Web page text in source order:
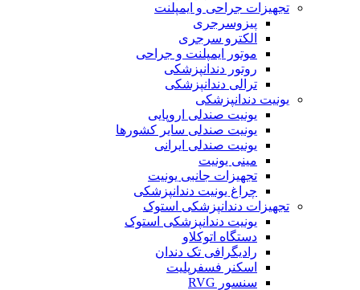
تجهیزات جراحی و ایمپلنت
پیزوسرجری
الکترو سرجری
موتور ایمپلنت و جراحی
روتور دندانپزشکی
ترالی دندانپزشکی
یونیت دندانپزشکی
یونیت صندلی اروپایی
یونیت صندلی سایر کشورها
یونیت صندلی ایرانی
مینی یونیت
تجهیزات جانبی یونیت
چراغ یونیت دندانپزشکی
تجهیزات دندانپزشکی استوک
یونیت دندانپزشکی استوک
دستگاه اتوکلاو
رادیگرافی تک دندان
اسکنر فسفرپلیت
سنسور RVG